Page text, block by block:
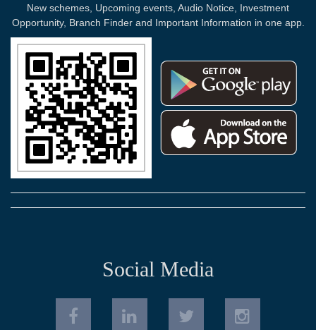
New schemes, Upcoming events, Audio Notice, Investment
Opportunity, Branch Finder and Important Information in one app.
Social Media